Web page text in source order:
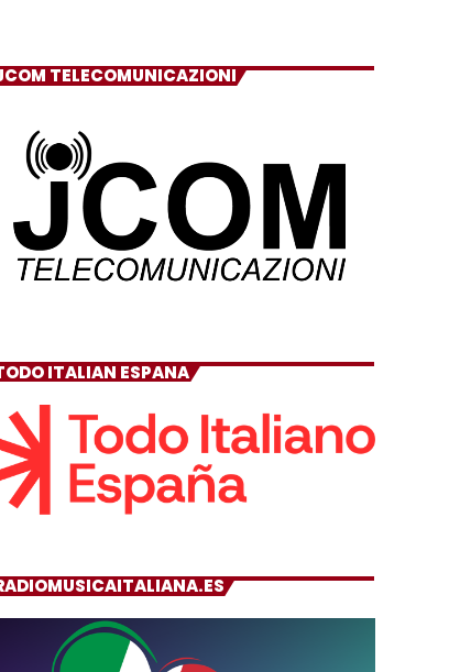
TELECOMUNICAZIONI
ITALIAN ESPANA